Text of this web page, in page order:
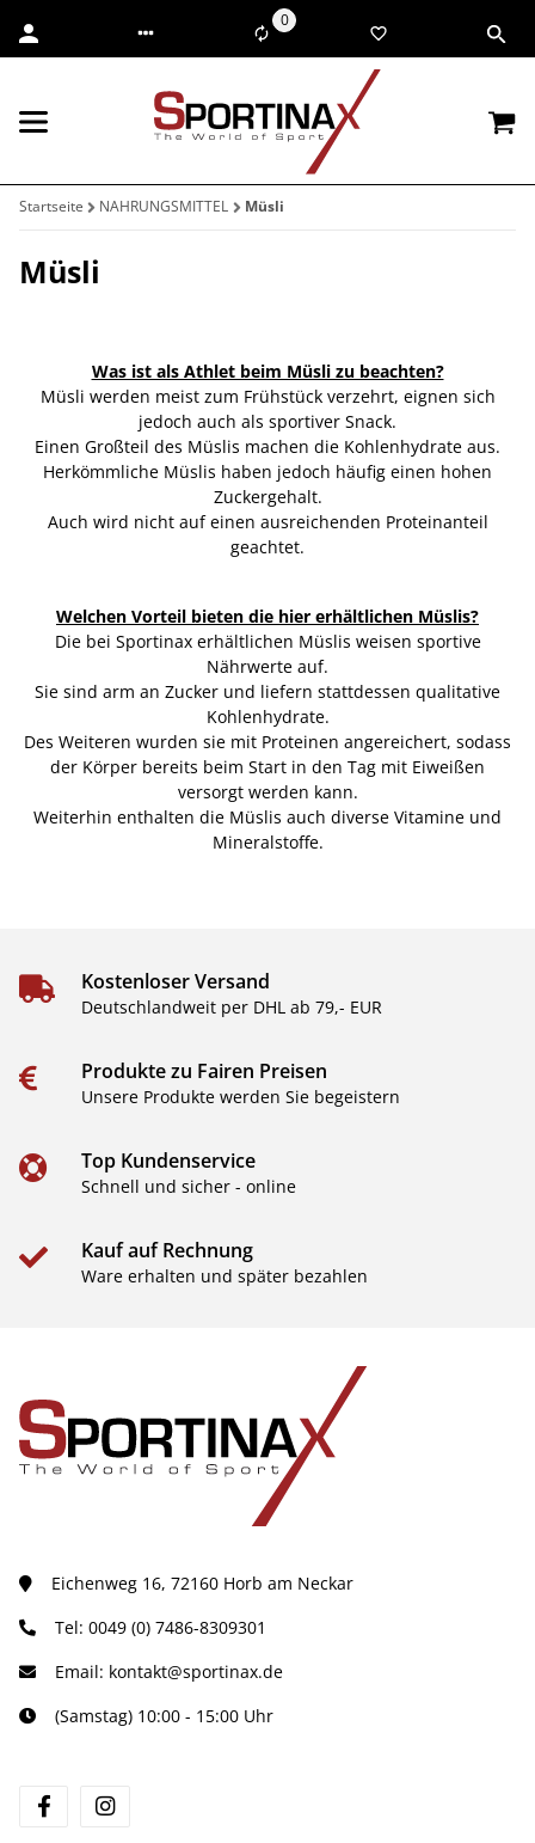
0
Startseite NAHRUNGSMITTEL Müsli
Müsli
Was ist als Athlet beim Müsli zu beachten?
Müsli werden meist zum Frühstück verzehrt, eignen sich
jedoch auch als sportiver Snack.
Einen Großteil des Müslis machen die Kohlenhydrate aus.
Herkömmliche Müslis haben jedoch häufig einen hohen
Zuckergehalt.
Auch wird nicht auf einen ausreichenden Proteinanteil
geachtet.
Welchen Vorteil bieten die hier erhältlichen Müslis?
Die bei Sportinax erhältlichen Müslis weisen sportive
Nährwerte auf.
Sie sind arm an Zucker und liefern stattdessen qualitative
Kohlenhydrate.
Des Weiteren wurden sie mit Proteinen angereichert, sodass
der Körper bereits beim Start in den Tag mit Eiweißen
versorgt werden kann.
Weiterhin enthalten die Müslis auch diverse Vitamine und
Mineralstoffe.
Kostenloser Versand
Deutschlandweit per DHL ab 79,- EUR
Produkte zu Fairen Preisen
Unsere Produkte werden Sie begeistern
Top Kundenservice
Schnell und sicher - online
Kauf auf Rechnung
Ware erhalten und später bezahlen
Eichenweg 16, 72160 Horb am Neckar
Tel: 0049 (0) 7486-8309301
Email: kontakt@sportinax.de
(Samstag) 10:00 - 15:00 Uhr
facebook